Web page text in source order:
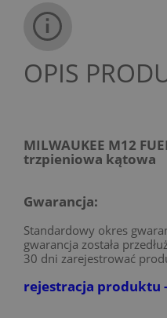
OPIS
MILWAUKEE M12
trzpieniowa kątowa
Gwarancja:
Standardowy okres
gwarancja została
30 dni zarejestrować
rejestracja produktu -